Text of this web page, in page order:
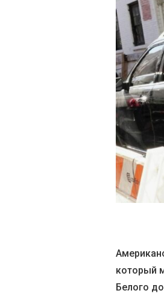
который
Белого